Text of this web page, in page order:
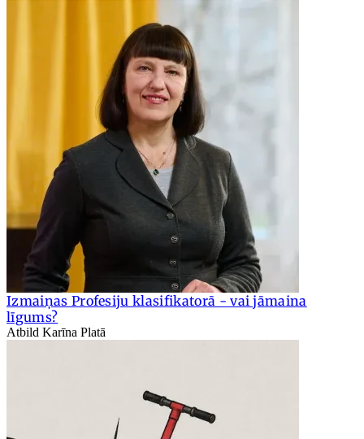
Izmaiņas Profesiju klasifikatorā - vai jāmaina
līgums?
Atbild Karīna Platā